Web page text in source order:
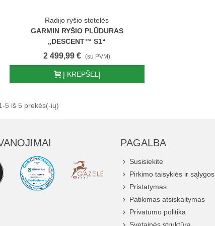
Radijo ryšio stotelės
GARMIN RYŠIO PLŪDURAS
„DESCENT™ S1“
2 499,99 € (su PVM)
Į KREPŠELĮ
5 iš 5 prekės(-ių)
PAGALBA
Susisiekite
Pirkimo taisyklės ir sąlygos
Pristatymas
Patikimas atsiskaitymas
Privatumo politika